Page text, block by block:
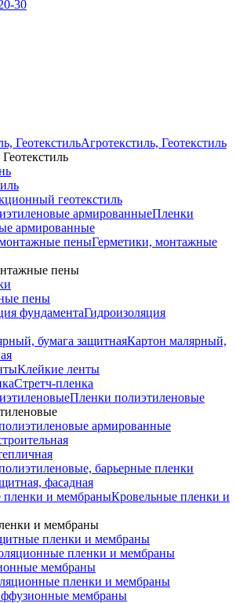
30
Агротекстиль, Геотекстиль
геотекстиль
Пленки
армированные
Герметики, монтажные
пены
пены
Гидроизоляция
Картон малярный,
Клейкие ленты
Стретч-пленка
Пленки полиэтиленовые
армированные
барьерные пленки
фасадная
Кровельные пленки и
и мембраны
пленки и мембраны
пленки и мембраны
мембраны
пленки и мембраны
мембраны